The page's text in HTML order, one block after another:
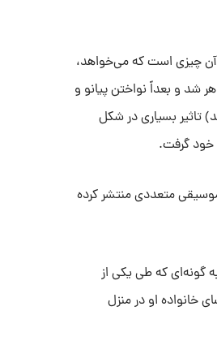
آن چیزی است که می‌خواهد،
ظاهر شد و بعداً نواختن پیانو و
تاثیر بسیاری در شکل
خود گرفت.
متعددی منتشر کرده
گونه‌ای که طی یکی از
خانواده او در منزل